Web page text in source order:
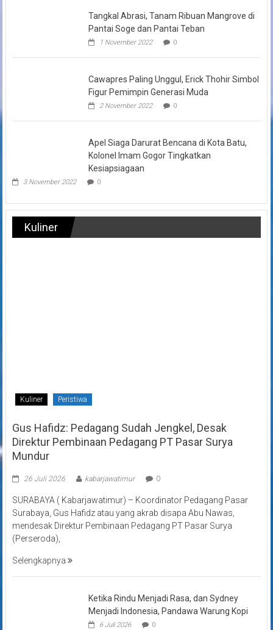
Tangkal Abrasi, Tanam Ribuan Mangrove di
Pantai Soge dan Pantai Teban
1 November 2022 0
Cawapres Paling Unggul, Erick Thohir Simbol
Figur Pemimpin Generasi Muda
2 November 2022 0
Apel Siaga Darurat Bencana di Kota Batu,
Kolonel Imam Gogor Tingkatkan
Kesiapsiagaan
3 November 2022 0
Kuliner
Kuliner Peristiwa
Gus Hafidz: Pedagang Sudah Jengkel, Desak
Direktur Pembinaan Pedagang PT Pasar Surya
Mundur
26 Juli 2026 kabarjawatimur 0
SURABAYA ( Kabarjawatimur) – Koordinator Pedagang Pasar
Surabaya, Gus Hafidz atau yang akrab disapa Abu Nawas,
mendesak Direktur Pembinaan Pedagang PT Pasar Surya
(Perseroda),
Selengkapnya
Ketika Rindu Menjadi Rasa, dan Sydney
Menjadi Indonesia, Pandawa Warung Kopi
6 Juli 2026 0